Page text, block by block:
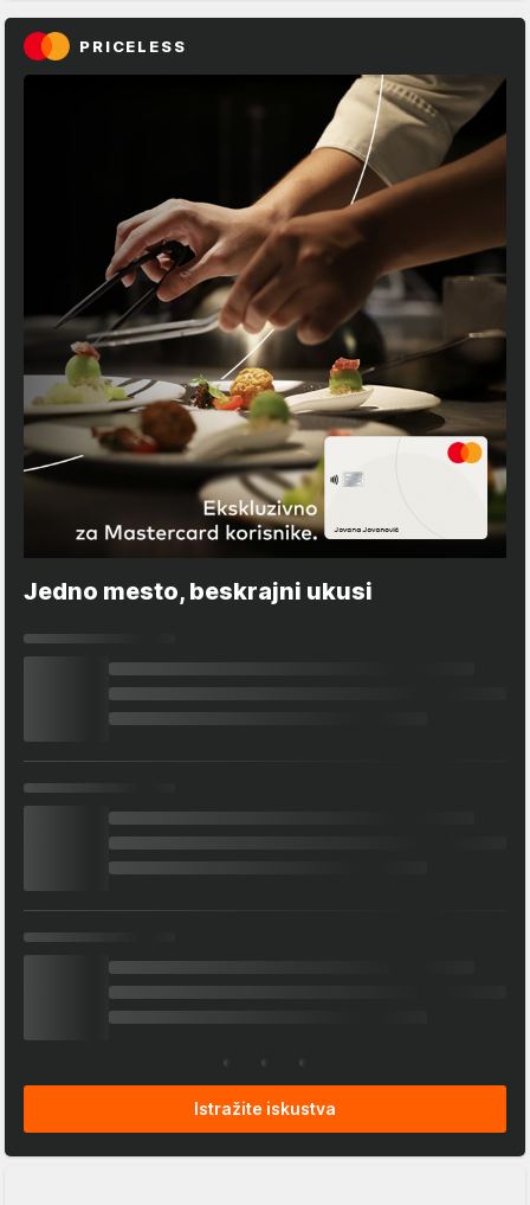
PRICELESS
Jedno mesto, beskrajni ukusi
Istražite iskustva